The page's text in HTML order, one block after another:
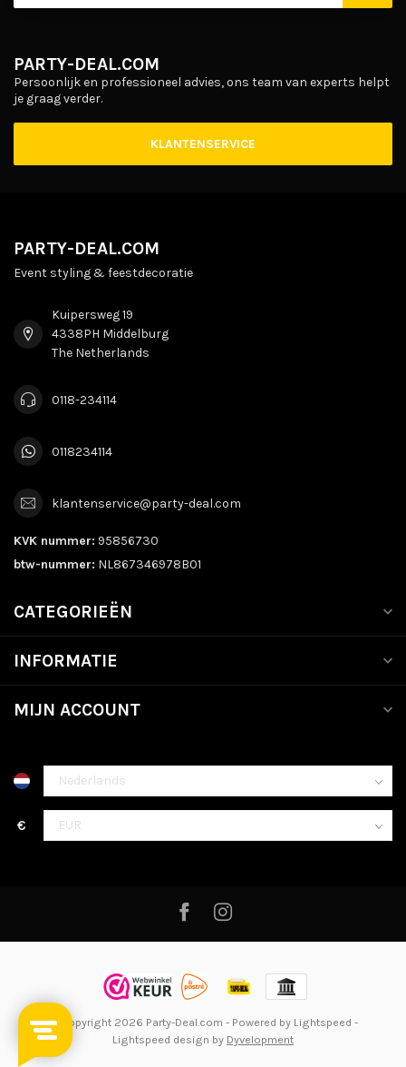
PARTY-DEAL.COM
Persoonlijk en professioneel advies, ons team van experts helpt
je graag verder.
KLANTENSERVICE
PARTY-DEAL.COM
Event styling & feestdecoratie
Kuipersweg 19
4338PH Middelburg
The Netherlands
0118-234114
0118234114
klantenservice@party-deal.com
KVK nummer: 95856730
btw-nummer: NL867346978B01
CATEGORIEËN
INFORMATIE
MIJN ACCOUNT
€
© Copyright 2026 Party-Deal.com - Powered by Lightspeed -
Lightspeed design by Dyvelopment